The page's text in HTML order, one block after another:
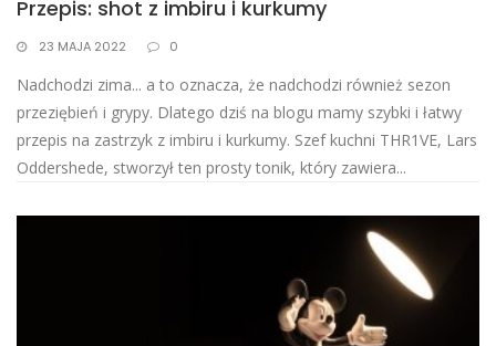
Przepis: shot z imbiru i kurkumy
23 MAJA 2022 0
Nadchodzi zima... a to oznacza, że nadchodzi również sezon
przeziębień i grypy. Dlatego dziś na blogu mamy szybki i łatwy
przepis na zastrzyk z imbiru i kurkumy. Szef kuchni THR1VE, Lars
Oddershede, stworzył ten prosty tonik, który zawiera...